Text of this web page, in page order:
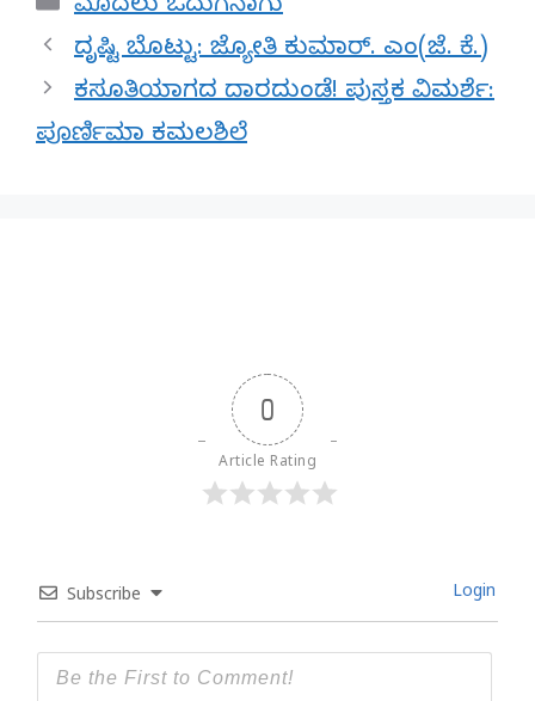
ಮೊದಲು ಓದುಗನಾಗು
ದೃಷ್ಟಿ ಬೊಟ್ಟು: ಜ್ಯೋತಿ ಕುಮಾರ್. ಎಂ(ಜೆ. ಕೆ.)
ಕಸೂತಿಯಾಗದ ದಾರದುಂಡೆ! ಪುಸ್ತಕ ವಿಮರ್ಶೆ:
ಪೂರ್ಣಿಮಾ ಕಮಲಶಿಲೆ
0
Article Rating
Subscribe Login